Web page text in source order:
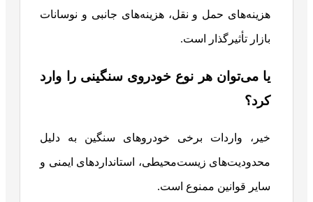
هزینه‌های حمل و نقل، هزینه‌های جانبی و نوسانات
بازار تأثیرگذار است.
یا می‌توان هر نوع خودروی سنگینی را وارد
کرد؟
خیر، واردات برخی خودروهای سنگین به دلیل
محدودیت‌های زیست‌محیطی، استانداردهای ایمنی و
سایر قوانین ممنوع است.